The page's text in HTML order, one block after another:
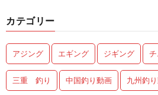
カテゴリー
アジング エギング ジギング
三重 釣り 中国釣り動画 九州釣